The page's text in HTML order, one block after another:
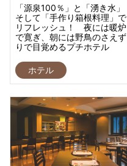
「源泉100％」と「湧き水」
そして「手作り箱根料理」で
リフレッシュ！ 夜には暖炉
で寛ぎ、朝には野鳥のさえず
りで目覚めるプチホテル
ホテル